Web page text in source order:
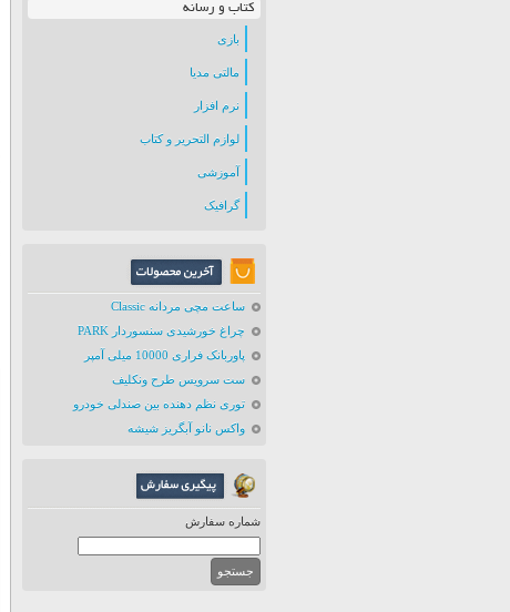
کتاب و رسانه
بازی
مالتی مدیا
نرم افزار
لوازم التحریر و کتاب
آموزشی
گرافیک
ساعت مچی مردانه Classic
چراغ خورشیدی سنسوردار PARK
پاوربانک فراری 10000 میلی آمپر
ست سرویس طرح ونکلیف
توری نظم دهنده بین صندلی خودرو
واکس نانو آبگریز شیشه
شماره سفارش